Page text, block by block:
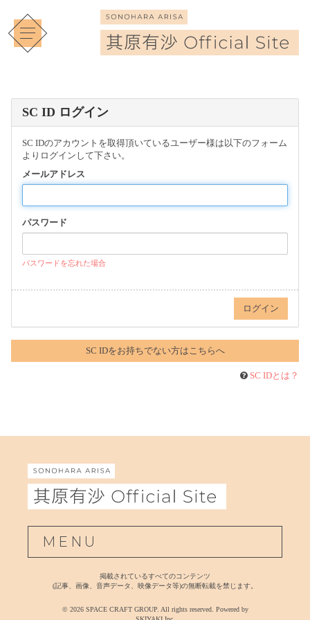
SC ID ログイン
SC IDのアカウントを取得頂いているユーザー様は以下のフォーム
よりログインして下さい。
メールアドレス
パスワード
パスワードを忘れた場合
SC IDをお持ちでない方はこちらへ
SC IDとは？
MENU
掲載されているすべてのコンテンツ
(記事、画像、音声データ、映像データ等)の無断転載を禁じます。
© 2026 SPACE CRAFT GROUP. All rights reserved. Powered by